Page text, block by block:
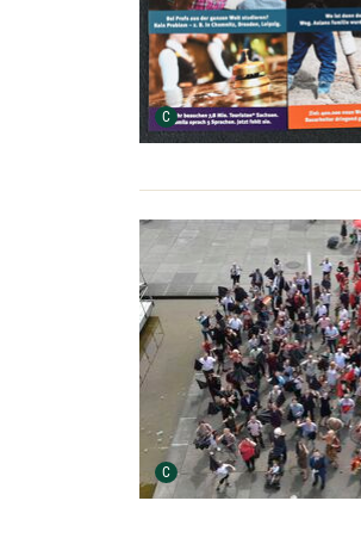
C Urheber der Grafik:
Bildergalerie öffnen:
C Urheber der Grafik: